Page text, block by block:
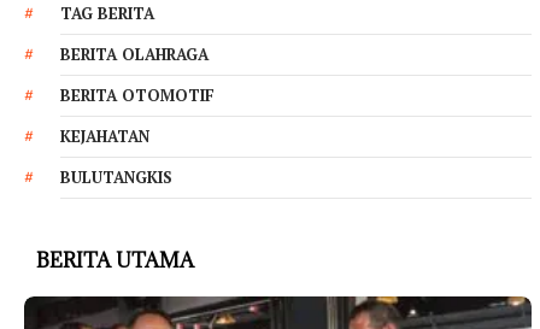
TAG BERITA
BERITA OLAHRAGA
BERITA OTOMOTIF
KEJAHATAN
BULUTANGKIS
BERITA UTAMA